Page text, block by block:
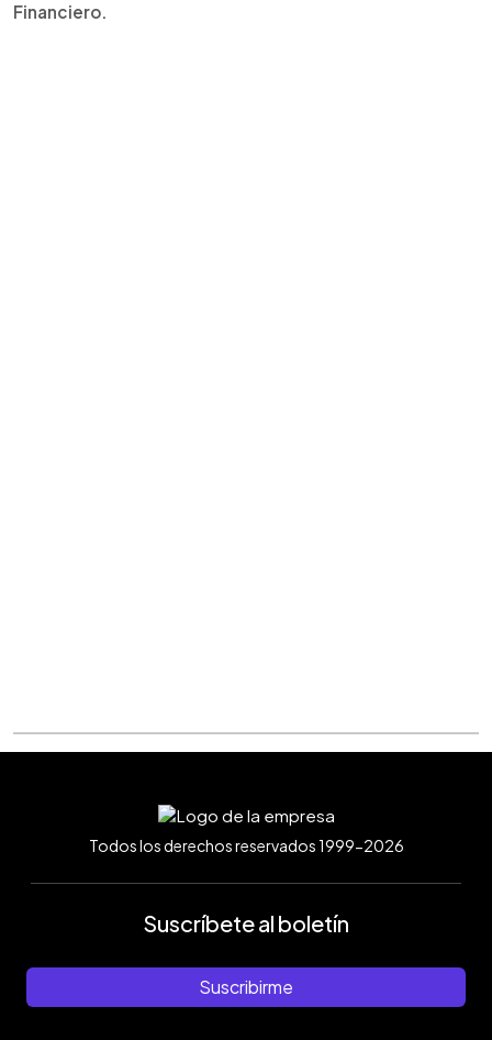
Financiero.
Todos los derechos reservados 1999-2026
Suscríbete al boletín
Suscribirme